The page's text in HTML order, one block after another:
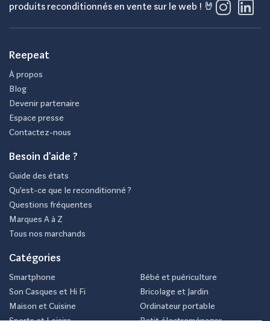
produits reconditionnés en vente sur le web ! 🤘
Reepeat
À propos
Blog
Devenir partenaire
Espace presse
Contactez-nous
Besoin d'aide ?
Guide des états
Qu’est-ce que le reconditionné ?
Questions fréquentes
Marques A à Z
Tous nos marchands
Catégories
Smartphone
Son Casques et Hi Fi
Maison et Cuisine
Bébé et puériculture
Bricolage et Jardin
Ordinateur portable